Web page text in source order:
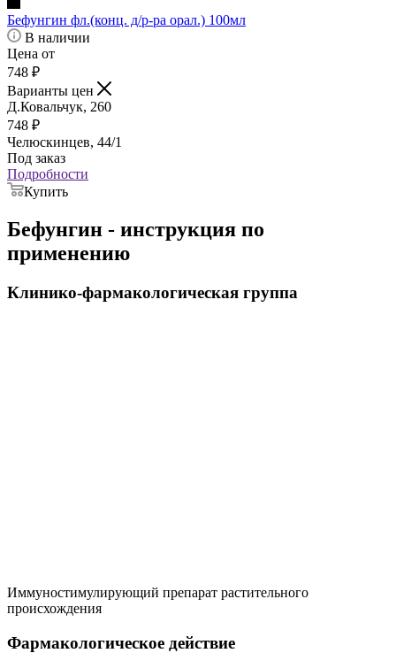
Бефунгин фл.(конц. д/р-ра орал.) 100мл
В наличии
Цена от
748 ₽
Варианты цен
Д.Ковальчук, 260
748 ₽
Челюскинцев, 44/1
Под заказ
Подробности
Купить
Бефунгин - инструкция по
применению
Клинико-фармакологическая группа
Иммуностимулирующий препарат растительного
происхождения
Фармакологическое действие